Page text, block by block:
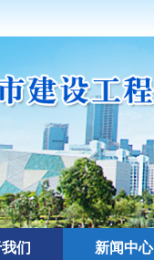
们 新闻中心